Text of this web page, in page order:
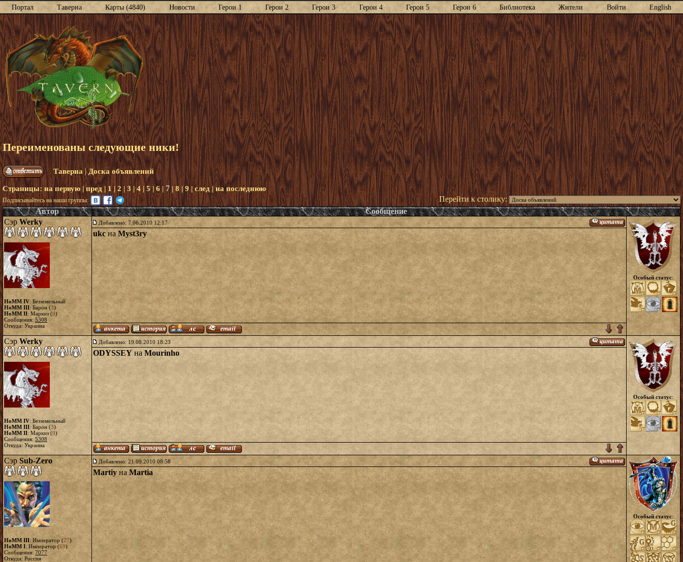
Портал Таверна Карты (4840) Новости Герои 1 Герои 2 Герои 3 Герои 4 Герои 5 Герои 6 Библиотека Жители Войти English
Переименованы следующие ники!
Таверна|Доска объявлений
Страницы: на первую|пред|1| 2 | 3|4 | 5|6| 7 | 8 | 9|след|на последнюю
Подписывайтесь на наши группы:
Перейти к столику:
Автор
Сообщение
Сэр Werky
HoMM IV: Безземельный
HoMM III: Барон (3)
HoMM II: Маркиз (9)
Сообщения: 5308
Откуда: Украина
Добавлено: 7.06.2010 12:17
ukc на Myst3ry
Особый статус:
Сэр Werky
HoMM IV: Безземельный
HoMM III: Барон (3)
HoMM II: Маркиз (9)
Сообщения: 5308
Откуда: Украина
Добавлено: 19.08.2010 18:23
ODYSSEY на Mourinho
Особый статус:
Сэр Sub-Zero
HoMM III: Император (27)
HoMM I: Император (69)
Сообщения: 7077
Откуда: Россия
Добавлено: 21.09.2010 08:58
Martiy на Martia
Особый статус: